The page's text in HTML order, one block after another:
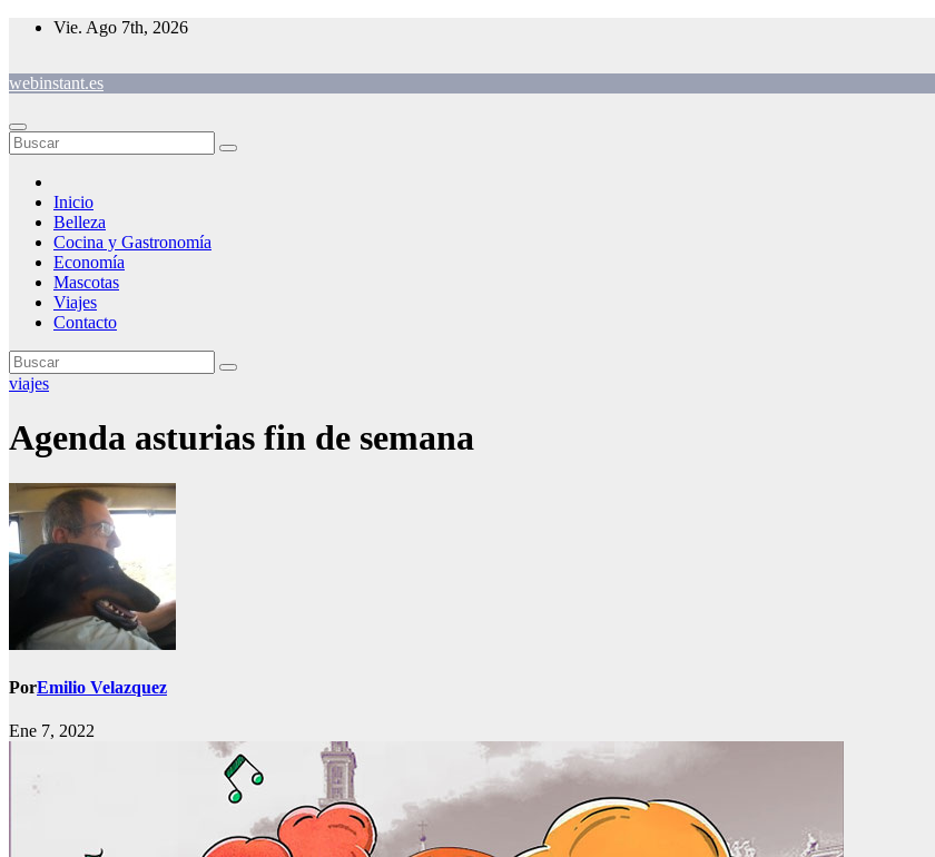
Saltar
Vie. Ago 7th, 2026
webinstant.es
Inicio
Belleza
Cocina y Gastronomía
Economía
Mascotas
Viajes
Contacto
viajes
Agenda asturias fin de semana
PorEmilio Velazquez
Ene 7, 2022